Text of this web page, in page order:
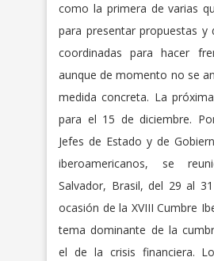
como la primera de varias
para presentar propuestas y
coordinadas para hacer
aunque de momento no se
medida concreta. La
para el 15 de diciembre.
Jefes de Estado y de
iberoamericanos, se
Salvador, Brasil, del 29 al
ocasión de la XVIII Cumbre
tema dominante de la
el de la crisis financiera.